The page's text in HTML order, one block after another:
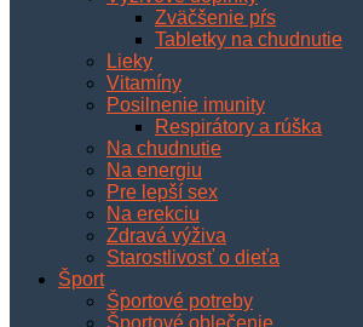
Zväčšenie pŕs
Tabletky na chudnutie
Lieky
Vitamíny
Posilnenie imunity
Respirátory a rúška
Na chudnutie
Na energiu
Pre lepší sex
Na erekciu
Zdravá výživa
Starostlivosť o dieťa
Šport
Športové potreby
Športové oblečenie